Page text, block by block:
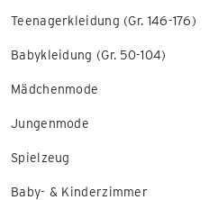
Teenagerkleidung (Gr. 146-176)
Babykleidung (Gr. 50-104)
Mädchenmode
Jungenmode
Spielzeug
Baby- & Kinderzimmer